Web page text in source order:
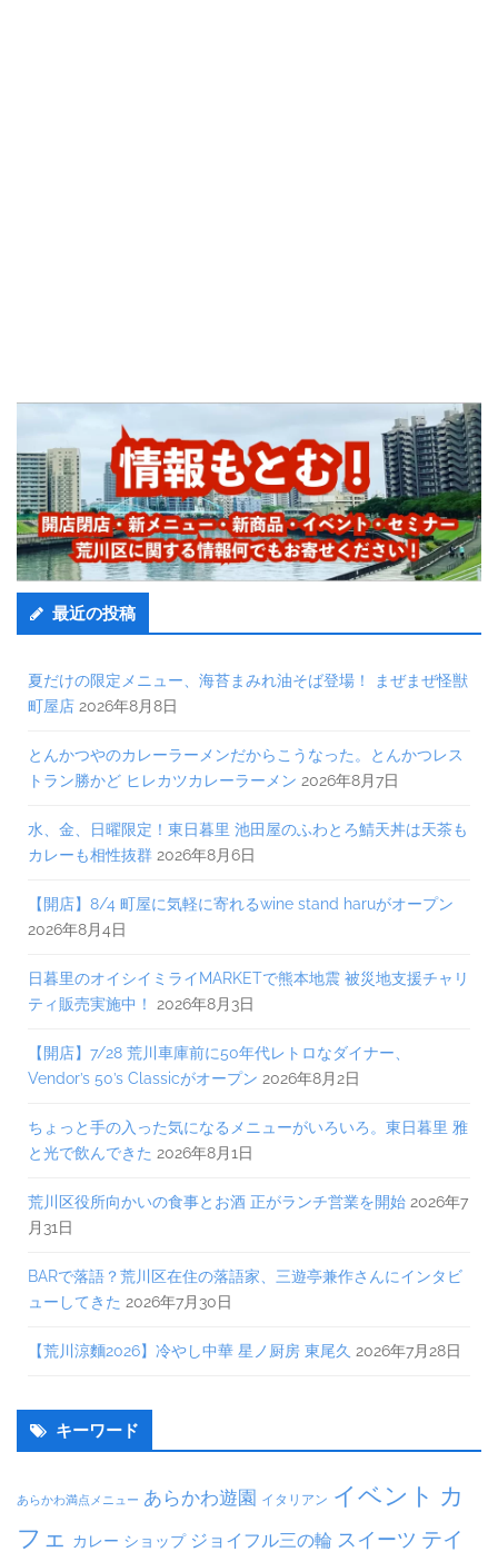
最近の投稿
夏だけの限定メニュー、海苔まみれ油そば登場！ まぜまぜ怪獣
町屋店 2026年8月8日
とんかつやのカレーラーメンだからこうなった。とんかつレス
トラン勝かど ヒレカツカレーラーメン 2026年8月7日
水、金、日曜限定！東日暮里 池田屋のふわとろ鯖天丼は天茶も
カレーも相性抜群 2026年8月6日
【開店】8/4 町屋に気軽に寄れるwine stand haruがオープン
2026年8月4日
日暮里のオイシイミライMARKETで熊本地震 被災地支援チャリ
ティ販売実施中！
2026年8月3日
【開店】7/28 荒川車庫前に50年代レトロなダイナー、
Vendor’s 50’s Classicがオープン 2026年8月2日
ちょっと手の入った気になるメニューがいろいろ。東日暮里 雅
と光で飲んできた 2026年8月1日
荒川区役所向かいの食事とお酒 正がランチ営業を開始 2026年7
月31日
BARで落語？荒川区在住の落語家、三遊亭兼作さんにインタビ
ューしてきた 2026年7月30日
【荒川涼麵2026】冷やし中華 星ノ厨房 東尾久 2026年7月28日
キーワード
あらかわ満点メニュー あらかわ遊園 イタリアン イベント カ
フェ カレー ショップ ジョイフル三の輪 スイーツ テイ